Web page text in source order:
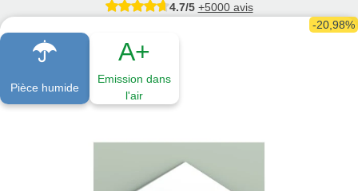
4.7/5 +5000 avis
Pièce humide
A+
Emission dans
l'air
-20,98%